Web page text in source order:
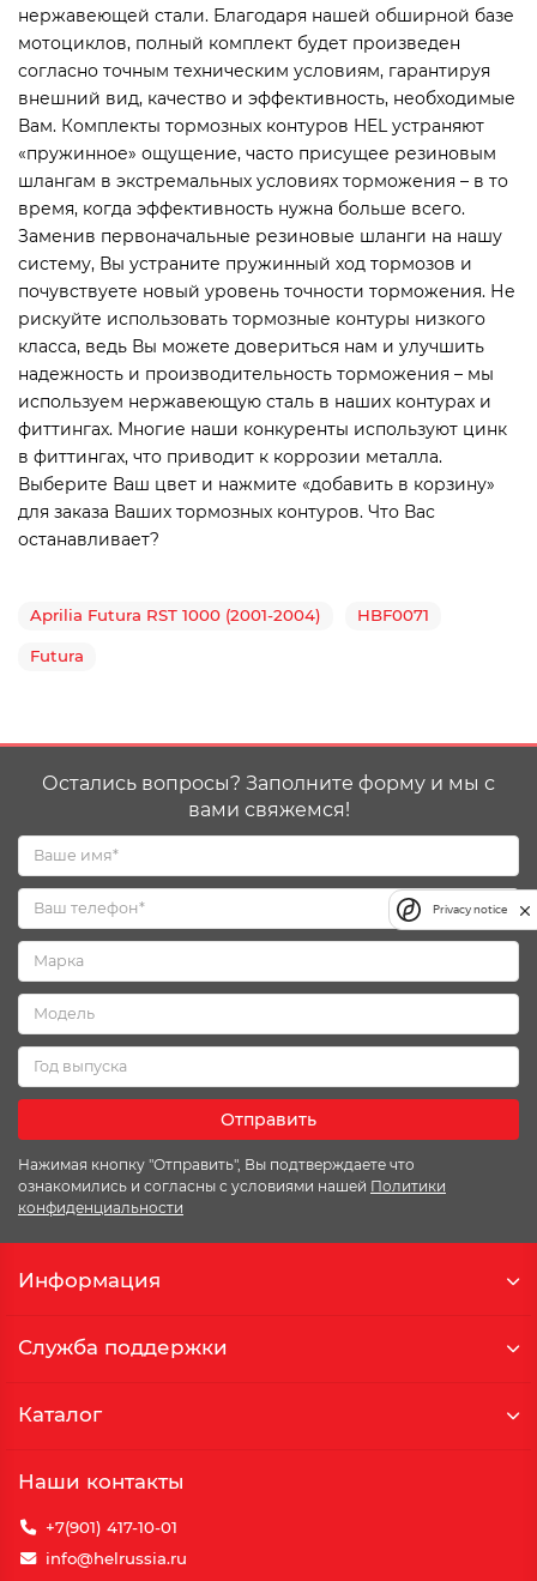
нержавеющей стали. Благодаря нашей обширной базе
мотоциклов, полный комплект будет произведен
согласно точным техническим условиям, гарантируя
внешний вид, качество и эффективность, необходимые
Вам. Комплекты тормозных контуров HEL устраняют
«пружинное» ощущение, часто присущее резиновым
шлангам в экстремальных условиях торможения – в то
время, когда эффективность нужна больше всего.
Заменив первоначальные резиновые шланги на нашу
систему, Вы устраните пружинный ход тормозов и
почувствуете новый уровень точности торможения. Не
рискуйте использовать тормозные контуры низкого
класса, ведь Вы можете довериться нам и улучшить
надежность и производительность торможения – мы
используем нержавеющую сталь в наших контурах и
фиттингах. Многие наши конкуренты используют цинк
в фиттингах, что приводит к коррозии металла.
Выберите Ваш цвет и нажмите «добавить в корзину»
для заказа Ваших тормозных контуров. Что Вас
останавливает?
Aprilia Futura RST 1000 (2001-2004) HBF0071
Futura
Остались вопросы? Заполните форму и мы с
вами свяжемся!
Отправить
Нажимая кнопку "Отправить", Вы подтверждаете что
ознакомились и согласны с условиями нашей Политики
конфиденциальности
Информация
Служба поддержки
Каталог
Наши контакты
+7(901) 417-10-01
info@helrussia.ru
Privacy notice